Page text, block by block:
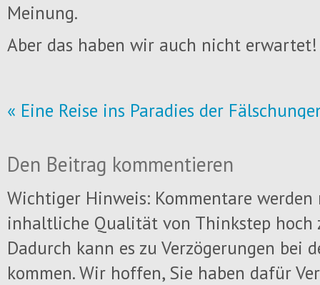
Meinung.
Aber das haben wir auch nicht erwartet!
« Eine Reise ins Paradies der
Den Beitrag kommentieren
Wichtiger Hinweis: Kommentare
inhaltliche Qualität von Thinkstep hoch
Dadurch kann es zu Verzögerungen bei
kommen. Wir hoffen, Sie haben dafür